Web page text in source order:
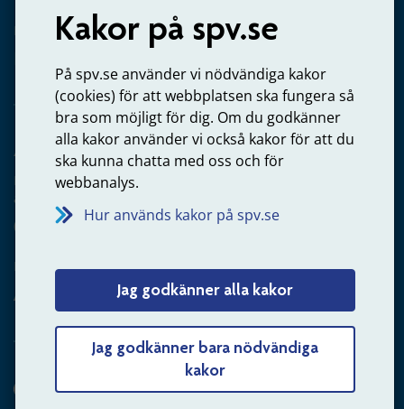
Kakor på spv.se
På spv.se använder vi nödvändiga kakor
(cookies) för att webbplatsen ska fungera så
bra som möjligt för dig. Om du godkänner
alla kakor använder vi också kakor för att du
ska kunna chatta med oss och för
webbanalys.
Hur används kakor på spv.se
Jag godkänner alla kakor
Jag godkänner bara nödvändiga
kakor
Kontakta oss
Arbetsgivare
Frågor om administration av tjänstepension från statlig
anställning
060-18 75 03
Kontakta oss
Arbetsgivare – skicka mejl till oss
Hitta svaret på din fråga